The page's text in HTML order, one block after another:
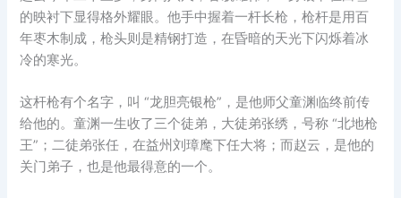
的映衬下显得格外耀眼。他手中握着一杆长枪，枪杆是用百
年枣木制成，枪头则是精钢打造，在昏暗的天光下闪烁着冰
冷的寒光。
这杆枪有个名字，叫 “龙胆亮银枪”，是他师父童渊临终前传
给他的。童渊一生收了三个徒弟，大徒弟张绣，号称 “北地枪
王”；二徒弟张任，在益州刘璋麾下任大将；而赵云，是他的
关门弟子，也是他最得意的一个。